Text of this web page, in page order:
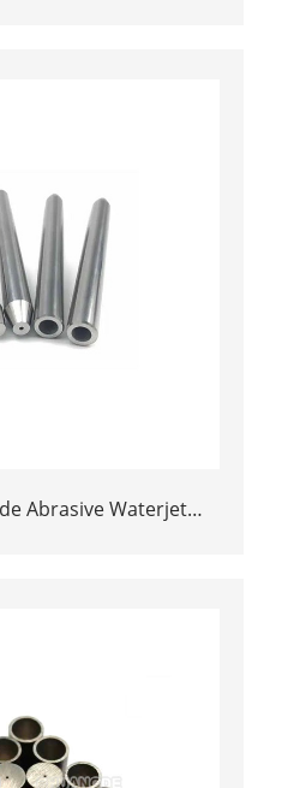
Abrasive Waterjet